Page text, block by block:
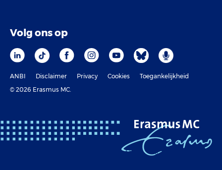
Volg ons op
ANBI Disclaimer Privacy Cookies
Toegankelijkheid
© 2026 Erasmus MC.